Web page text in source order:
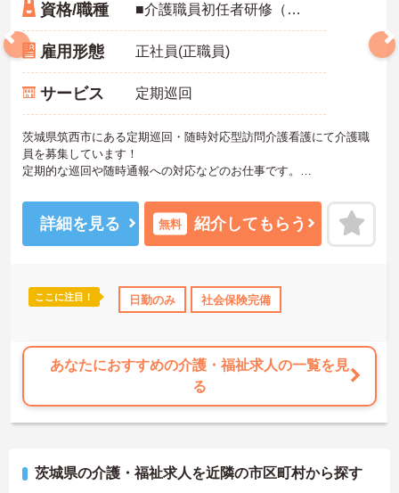
会保険完備 交通費支給 退職金制度あり
資格/職種 ■介護職員初任者研修（ホームヘルパー2級）以上必須
雇用形態 正社員(正職員)
サービス 定期巡回
茨城県筑西市にある定期巡回・随時対応型訪問介護看護にて介護職
員を募集しています！
定期的な巡回や随時通報への対応などのお仕事です。
いたしますのでお気軽にご相談ください！
詳細を見る 無料 紹介してもらう
ここに注目！ 日勤のみ 社会保険完備
あなたにおすすめの介護・福祉求人の一覧を見
る
茨城県の介護・福祉求人を近隣の市区町村から探す